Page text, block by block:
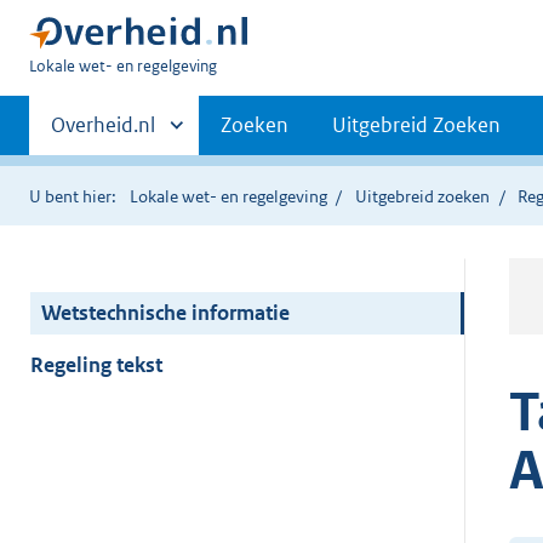
U
hier:
Lokale wet- en regelgeving
Primaire
navigatie
Andere
sites
binnen
Overheid.nl Zoeken Uitgebreid Zoeken
U bent hier: Lokale wet- en regelgeving Uitgebreid zoeken
Wetstechnische informatie
Regeling tekst